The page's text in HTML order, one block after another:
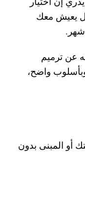
يعيش معك
عن ترميم
واضح،
أو المبنى بدون